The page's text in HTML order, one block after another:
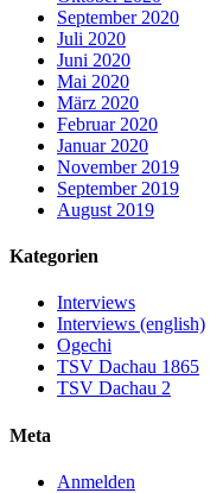
September 2020
Juli 2020
Juni 2020
Mai 2020
März 2020
Februar 2020
Januar 2020
November 2019
September 2019
August 2019
Kategorien
Interviews
Interviews (english)
Ogechi
TSV Dachau 1865
TSV Dachau 2
Meta
Anmelden